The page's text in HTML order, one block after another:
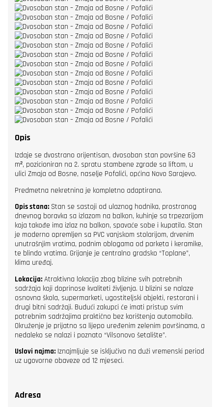
Opis
Izdaje se dvostrano orijentisan, dvosoban stan površine 63
m², pozicioniran na 2. spratu stambene zgrade sa liftom, u
ulici Zmaja od Bosne, naselje Pofalići, općina Novo Sarajevo.
Predmetna nekretnina je kompletno adaptirana.
Opis stana: Stan se sastoji od ulaznog hodnika, prostranog
dnevnog boravka sa izlazom na balkon, kuhinje sa trpezarijom
koja takođe ima izlaz na balkon, spavaće sobe i kupatila. Stan
je moderno opremljen sa PVC vanjskom stolarijom, drvenim
unutrašnjim vratima, podnim oblogama od parketa i keramike,
te blindo vratima. Grijanje je centralno gradsko “Toplane”,
klima uređaj.
Lokacija: Atraktivna lokacija zbog blizine svih potrebnih
sadržaja koji doprinose kvaliteti življenja. U blizini se nalaze
osnovna škola, supermarketi, ugostiteljski objekti, restorani i
drugi bitni sadržaji. Budući zakupci će imati pristup svim
potrebnim sadržajima praktično bez korištenja automobila.
Okruženje je prijatno sa lijepo uređenim zelenim površinama, a
nedaleko se nalazi i poznato “Vilsonovo šetalište”.
Uslovi najma: Iznajmljuje se isključivo na duži vremenski period
uz ugovorne obaveze od 12 mjeseci.
Adresa